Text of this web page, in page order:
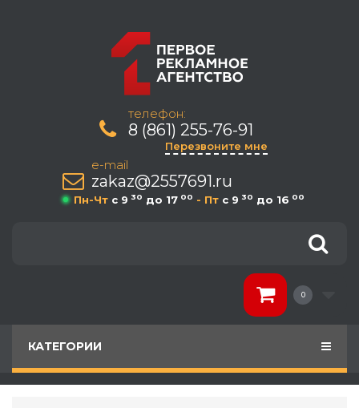
телефон:
8 (861) 255-76-91
Перезвоните мне
e-mail
zakaz@2557691.ru
Пн-Чт c 9 30 до 17 00 - Пт c 9 30 до 16 00
0
КАТЕГОРИИ